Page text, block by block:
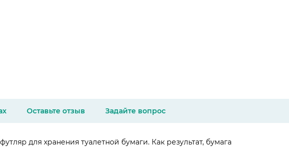
Оставьте отзыв Задайте вопрос
для хранения туалетной бумаги. Как результат, бумага